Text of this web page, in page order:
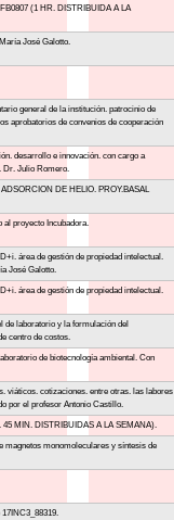
(1 HR. DISTRIBUIDA A LA
José Galotto.
general de la institución. patrocinio de
aprobatorios de convenios de cooperación
desarrollo e innovación. con cargo a
Dr. Julio Romero.
DE HELIO. PROY.BASAL
al proyecto Incubadora.
área de gestión de propiedad intelectual.
José Galotto.
área de gestión de propiedad intelectual.
de laboratorio y la formulación del
centro de costos.
de biotecnología ambiental. Con
viáticos. cotizaciones. entre otras. las labores
por el profesor Antonio Castillo.
MIN. DISTRIBUIDAS A LA SEMANA).
magnetos monomoleculares y síntesis de